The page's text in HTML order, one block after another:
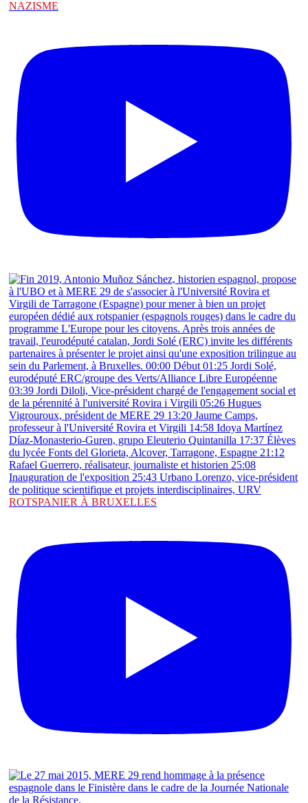
NAZISME
ROTSPANIER À BRUXELLES